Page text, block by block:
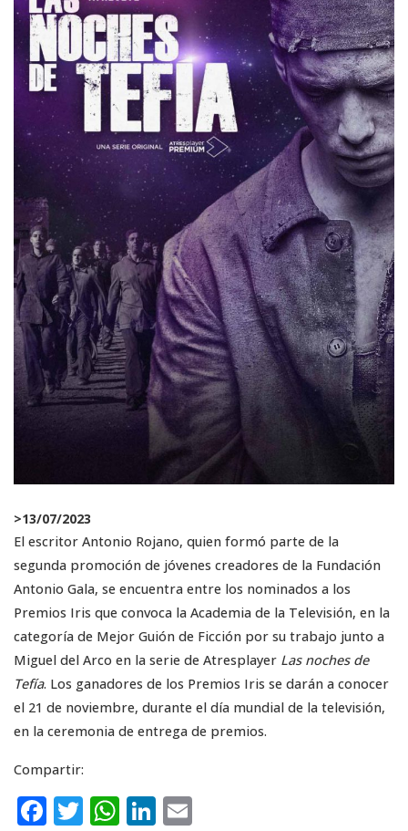
>13/07/2023
El escritor Antonio Rojano, quien formó parte de la
segunda promoción de jóvenes creadores de la Fundación
Antonio Gala, se encuentra entre los nominados a los
Premios Iris que convoca la Academia de la Televisión, en la
categoría de Mejor Guión de Ficción por su trabajo junto a
Miguel del Arco en la serie de Atresplayer Las noches de
Tefía. Los ganadores de los Premios Iris se darán a conocer
el 21 de noviembre, durante el día mundial de la televisión,
en la ceremonia de entrega de premios.
Compartir:
F T W Li